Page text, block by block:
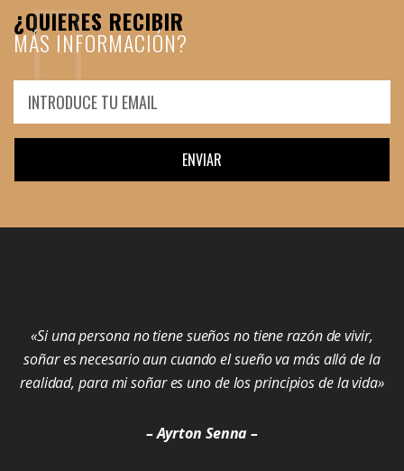
¿QUIERES RECIBIR
MÁS INFORMACIÓN?
ENVIAR
«Si una persona no tiene sueños no tiene razón de vivir,
soñar es necesario aun cuando el sueño va más allá de la
realidad, para mi soñar es uno de los principios de la vida»
– Ayrton Senna –